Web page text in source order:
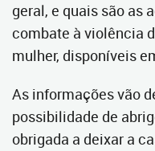
geral, e quais são as
combate à violência
mulher, disponíveis
As informações vão
possibilidade de
obrigada a deixar a